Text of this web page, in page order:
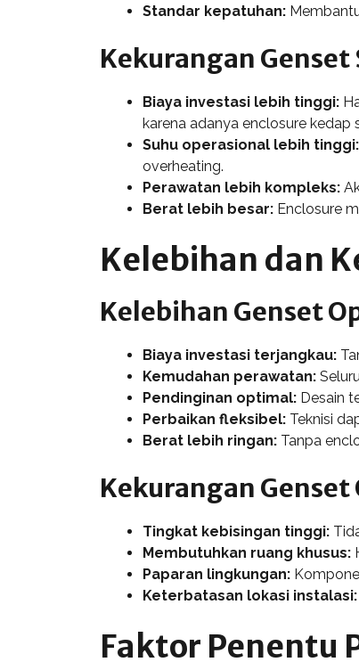
Standar kepatuhan:
Kekurangan Genset
Biaya investasi lebih tinggi:
karena adanya enclosure kedap
Suhu operasional lebih tinggi:
overheating.
Perawatan lebih kompleks:
Berat lebih besar: Enclosure
Kelebihan dan
Kelebihan Genset
Biaya investasi terjangkau:
Kemudahan perawatan:
Pendinginan optimal: Desain
Perbaikan fleksibel: Teknisi
Berat lebih ringan: Tanpa
Kekurangan Genset
Tingkat kebisingan tinggi:
Membutuhkan ruang khusus:
Paparan lingkungan:
Keterbatasan lokasi instalasi:
Faktor Penentu